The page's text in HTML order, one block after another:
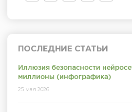
ПОСЛЕДНИЕ СТАТЬИ
Иллюзия безопасности
миллионы (инфографика)
25 мая 2026